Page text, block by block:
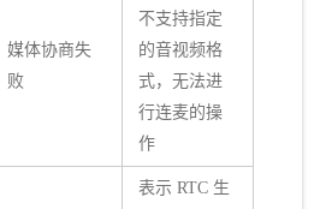
媒体协商失
败
不支持指定
的音视频格
式，无法进
行连麦的操
作
表示 RTC 生